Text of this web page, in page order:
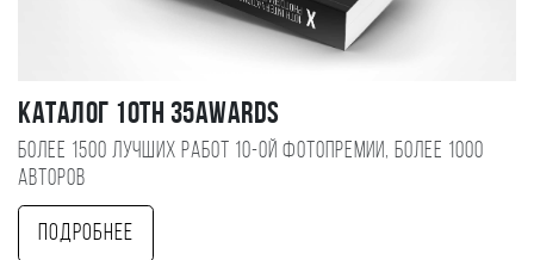
Каталог 10TH 35AWARDS
Более 1500 лучших работ 10-ой фотопремии, более 1000
авторов
Подробнее